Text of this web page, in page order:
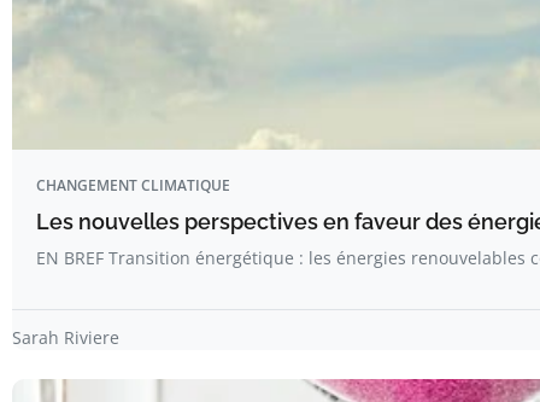
CHANGEMENT CLIMATIQUE
Les nouvelles perspectives en faveur des
EN BREF Transition énergétique : les énergies renouvelables
Sarah Riviere